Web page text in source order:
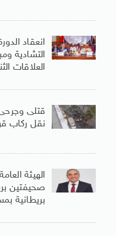
انعقاد
التشادية
العلاقات
قتلى
نقل ركاب
الهيئة
صحيفتين
بريطانية